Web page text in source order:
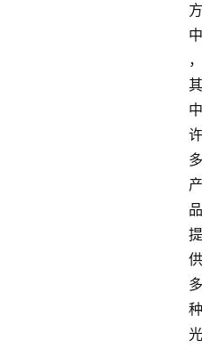
方
中
，
其
中
许
多
产
品
提
供
多
种
光